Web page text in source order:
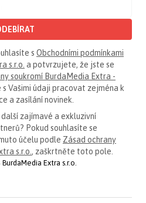
s Obchodními podmínkami
s.r.o. a potvrzujete, že jste se
soukromí BurdaMedia Extra -
s Vašimi údaji pracovat zejména k
a zasílání novinek.
zajímavé a exkluzivní
Pokud souhlasíte se
účelu podle Zásad ochrany
s.r.o. , zaškrtněte toto pole.
Extra s.r.o.